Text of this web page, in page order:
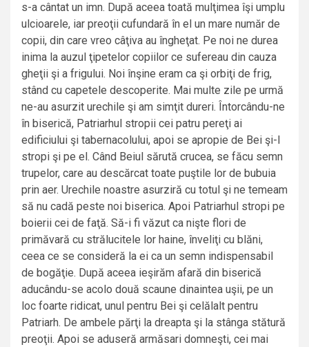
s-a cântat un imn. După aceea toată mulţimea îşi umplu
ulcioarele, iar preoţii cufundară în el un mare număr de
copii, din care vreo câţiva au îngheţat. Pe noi ne durea
inima la auzul ţipetelor copiilor ce sufereau din cauza
gheţii şi a frigului. Noi înşine eram ca şi orbiţi de frig,
stând cu capetele descoperite. Mai multe zile pe urmă
ne-au asurzit urechile şi am simţit dureri. Întorcându-ne
în biserică, Patriarhul stropii cei patru pereţi ai
edificiului şi tabernacolului, apoi se apropie de Bei şi-l
stropi şi pe el. Când Beiul sărută crucea, se făcu semn
trupelor, care au descărcat toate puştile lor de bubuia
prin aer. Urechile noastre asurziră cu totul şi ne temeam
să nu cadă peste noi biserica. Apoi Patriarhul stropi pe
boierii cei de faţă. Să-i fi văzut ca nişte flori de
primăvară cu strălucitele lor haine, înveliţi cu blăni,
ceea ce se consideră la ei ca un semn indispensabil
de bogăţie. După aceea ieşirăm afară din biserică
aducându-se acolo două scaune dinaintea uşii, pe un
loc foarte ridicat, unul pentru Bei şi celălalt pentru
Patriarh. De ambele părţi la dreapta şi la stânga stătură
preoţii. Apoi se aduseră armăsari domneşti, cei mai